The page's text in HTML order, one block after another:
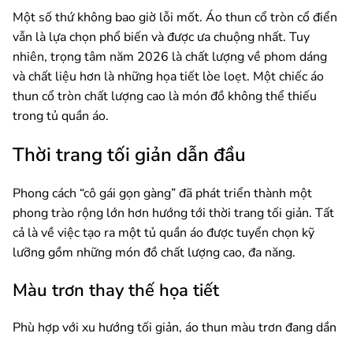
Một số thứ không bao giờ lỗi mốt. Áo thun cổ tròn cổ điển
vẫn là lựa chọn phổ biến và được ưa chuộng nhất. Tuy
nhiên, trọng tâm năm 2026 là chất lượng về phom dáng
và chất liệu hơn là những họa tiết lòe loẹt. Một chiếc áo
thun cổ tròn chất lượng cao là món đồ không thể thiếu
trong tủ quần áo.
Thời trang tối giản dẫn đầu
Phong cách “cô gái gọn gàng” đã phát triển thành một
phong trào rộng lớn hơn hướng tới thời trang tối giản. Tất
cả là về việc tạo ra một tủ quần áo được tuyển chọn kỹ
lưỡng gồm những món đồ chất lượng cao, đa năng.
Màu trơn thay thế họa tiết
Phù hợp với xu hướng tối giản, áo thun màu trơn đang dần